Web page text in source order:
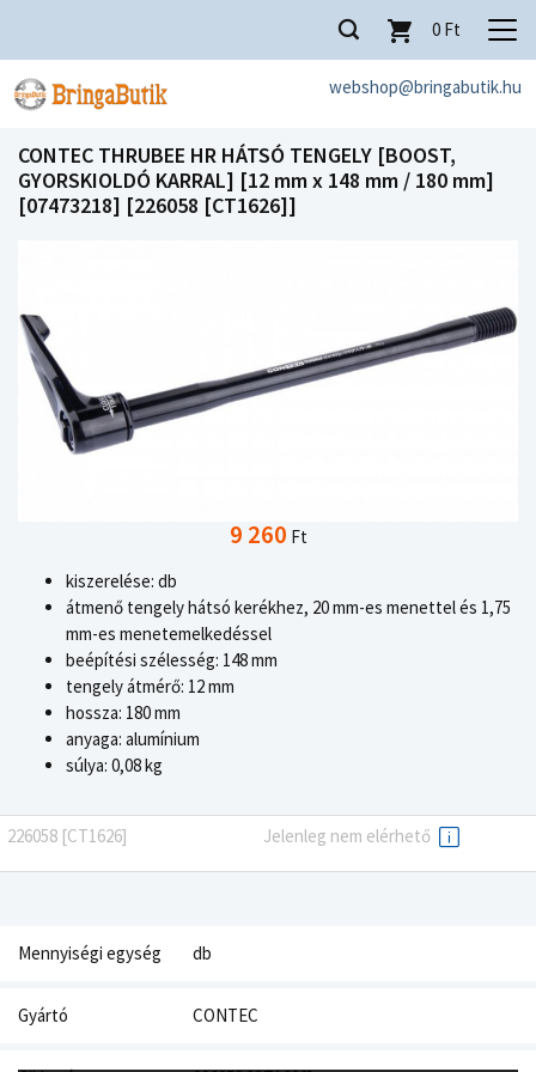
webshop@bringabutik.hu
0 Ft
CONTEC THRUBEE HR HÁTSÓ TENGELY [BOOST,
GYORSKIOLDÓ KARRAL] [12 mm x 148 mm / 180 mm]
[07473218] [226058 [CT1626]]
9 260 Ft
kiszerelése: db
átmenő tengely hátsó kerékhez, 20 mm-es menettel és 1,75
mm-es menetemelkedéssel
beépítési szélesség: 148 mm
tengely átmérő: 12 mm
hossza: 180 mm
anyaga: alumínium
súlya: 0,08 kg
226058 [CT1626] Jelenleg nem elérhető
Mennyiségi egység db
Gyártó CONTEC